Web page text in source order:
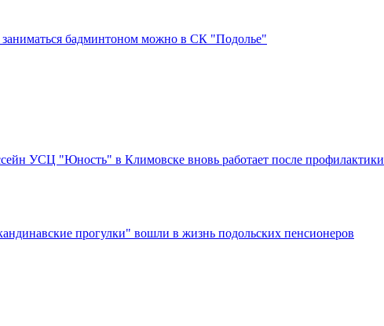
заниматься бадминтоном можно в СК "Подолье"
УСЦ "Юность" в Климовске вновь работает после профилактики
прогулки" вошли в жизнь подольских пенсионеров